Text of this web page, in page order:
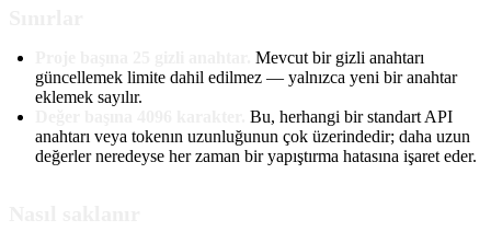
Mevcut bir gizli anahtarı
güncellemek limite dahil edilmez — yalnızca yeni bir anahtar
eklemek sayılır.
Bu, herhangi bir standart API
anahtarı veya tokenın uzunluğunun çok üzerindedir; daha uzun
değerler neredeyse her zaman bir yapıştırma hatasına işaret eder.